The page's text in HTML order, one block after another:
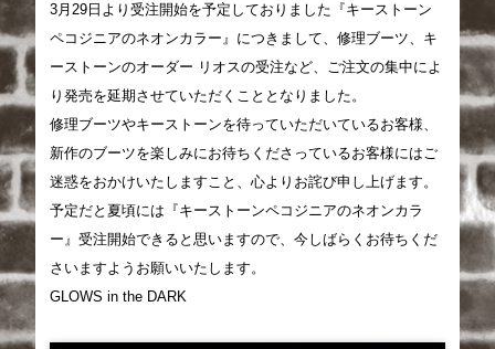
3月29日より受注開始を予定しておりました『キーストーン
ペコジニアのネオンカラー』につきまして、修理ブーツ、キ
ーストーンのオーダー リオスの受注など、ご注文の集中によ
り発売を延期させていただくこととなりました。
修理ブーツやキーストーンを待っていただいているお客様、
新作のブーツを楽しみにお待ちくださっているお客様にはご
迷惑をおかけいたしますこと、心よりお詫び申し上げます。
予定だと夏頃には 『キーストーンペコジニアのネオンカラ
ー』受注開始できると思いますので、今しばらくお待ちくだ
さいますようお願いいたします。
GLOWS in the DARK